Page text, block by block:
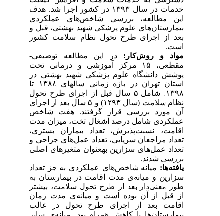
خدمات در سال ۱۳۹۳ در کشور اجرا شد. هدف
این مطالعه، بررسی شاخص‌های عملکردی
بیمارستان‌های علوم پزشکی شهید بهشتی، قبل و
بعد از اجرای طرح تحول نظام سلامت کشور
است.
مواد و روش‌­کار:در این مطالعه توصیفی-
مقطعی، ۱۵ مرکز آموزشی و درمانی تحت
پوشش دانشگاه علوم پزشکی شهید بهشتی در
استان تهران در بازه زمانی سال­های ۱۳۸۸ تا
۱۳۹۸، شامل ۵ سال قبل از اجرای طرح تحول
نظام سلامت (سال ۱۳۹۳) و ۵ سال بعد از اجرای
آن مورد بررسی قرار گرفتند. هفت شاخص
عملکردی شامل درصد اشغال تخت، میزان مدت
اقامت، نسبت‌پذیرش، تعداد بیماران بستری،
تعداد مراجعان سرپایی، تعداد عمل‌های جراحی و
تعداد عمل‌های سزارین به‏عنوان متغیرهای اصلی
بررسی شدند.
یافته‌ها:میانه شاخص‌های عملکردی به جز تعداد
سزارین و میانه‌ی مدت اقامت در بیمارستان به
طور معنی‌دار بعد از طرح تحول سلامت، بیشتر
از قبل از آن بوده است و میانه‌ی مدت زمان
اقامت بعد از اجرای طرح تحول در غالب
بیمارستان‌ها با کاهش همراه بود. میانه‌ی سایر